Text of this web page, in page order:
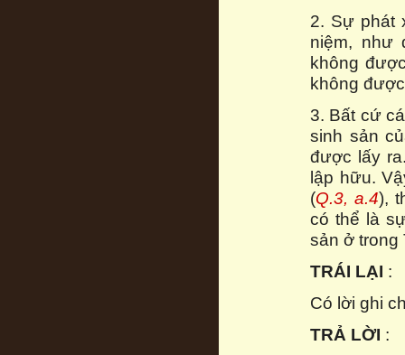
2. Sự phát
niệm, như
không
không
3. Bất cứ
sinh sản
được lấy
lập hữu.
(Q.3, a.4),
có thể là
sản ở trong
TRÁI LẠI :
Có lời ghi
TRẢ LỜI :